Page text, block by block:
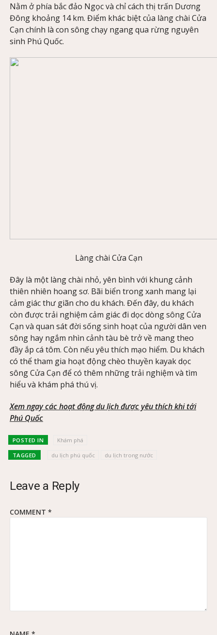
Nằm ở phía bắc đảo Ngọc và chỉ cách thị trấn Dương
Đông khoảng 14 km. Điểm khác biệt của làng chài Cửa
Cạn chính là con sông chạy ngang qua rừng nguyên
sinh Phú Quốc.
Làng chài Cửa Cạn
Đây là một làng chài nhỏ, yên bình với khung cảnh
thiên nhiên hoang sơ. Bãi biển trong xanh mang lại
cảm giác thư giãn cho du khách. Đến đây, du khách
còn được trải nghiệm cảm giác đi dọc dòng sông Cửa
Cạn và quan sát đời sống sinh hoạt của người dân ven
sông hay ngắm nhìn cảnh tàu bè trở về mang theo
đầy ắp cá tôm. Còn nếu yêu thích mạo hiểm. Du khách
có thể tham gia hoạt động chèo thuyền kayak dọc
sông Cửa Cạn để có thêm những trải nghiệm và tìm
hiểu và khám phá thú vị.
Xem ngay các hoạt động du lịch được yêu thích khi tới
Phú Quốc
POSTED IN Khám phá
TAGGED du lịch phú quốc du lịch trong nước
Leave a Reply
COMMENT *